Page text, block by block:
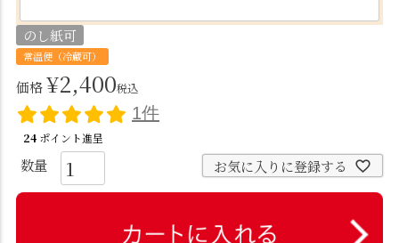
のし紙可
常温便（冷蔵可）
価格¥2,400税込
1件
24 ポイント進呈
お気に入りに登録する